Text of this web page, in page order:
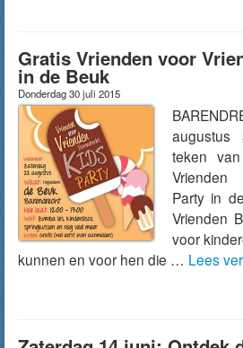
Gratis Vrienden voor
in de Beuk
Donderdag 30 juli 2015
teken
Party in
Vrienden
voor
kunnen en voor hen die … Lees